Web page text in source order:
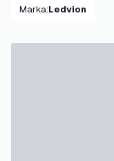
Marka: Ledvion